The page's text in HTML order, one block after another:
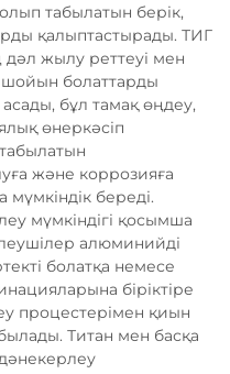
табылатын берік,
қалыптастырады. ТИГ
дәл жылу реттеуі мен
болаттарды
бұл тамақ өңдеу,
өнеркәсіп
және коррозияға
мүмкіндік береді.
мүмкіндігі қосымша
алюминийді
болатқа немесе
біріктіре
процестерімен қиын
Титан мен басқа